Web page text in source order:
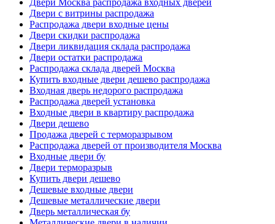
Двери Москва распродажа входных дверей
Двери с витрины распродажа
Распродажа двери входные цены
Двери скидки распродажа
Двери ликвидация склада распродажа
Двери остатки распродажа
Распродажа склада дверей Москва
Купить входные двери дешево распродажа
Входная дверь недорого распродажа
Распродажа дверей установка
Входные двери в квартиру распродажа
Двери дешево
Продажа дверей с терморазрывом
Распродажа дверей от производителя Москва
Входные двери бу
Двери терморазрыв
Купить двери дешево
Дешевые входные двери
Дешевые металлические двери
Дверь металлическая бу